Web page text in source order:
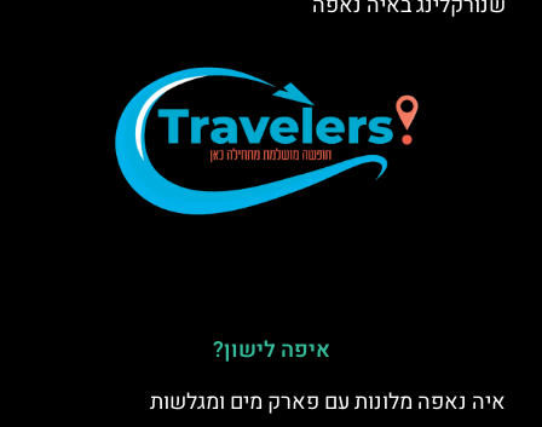
איפה לישון?
איה נאפה מלונות עם פארק מים ומגלשות